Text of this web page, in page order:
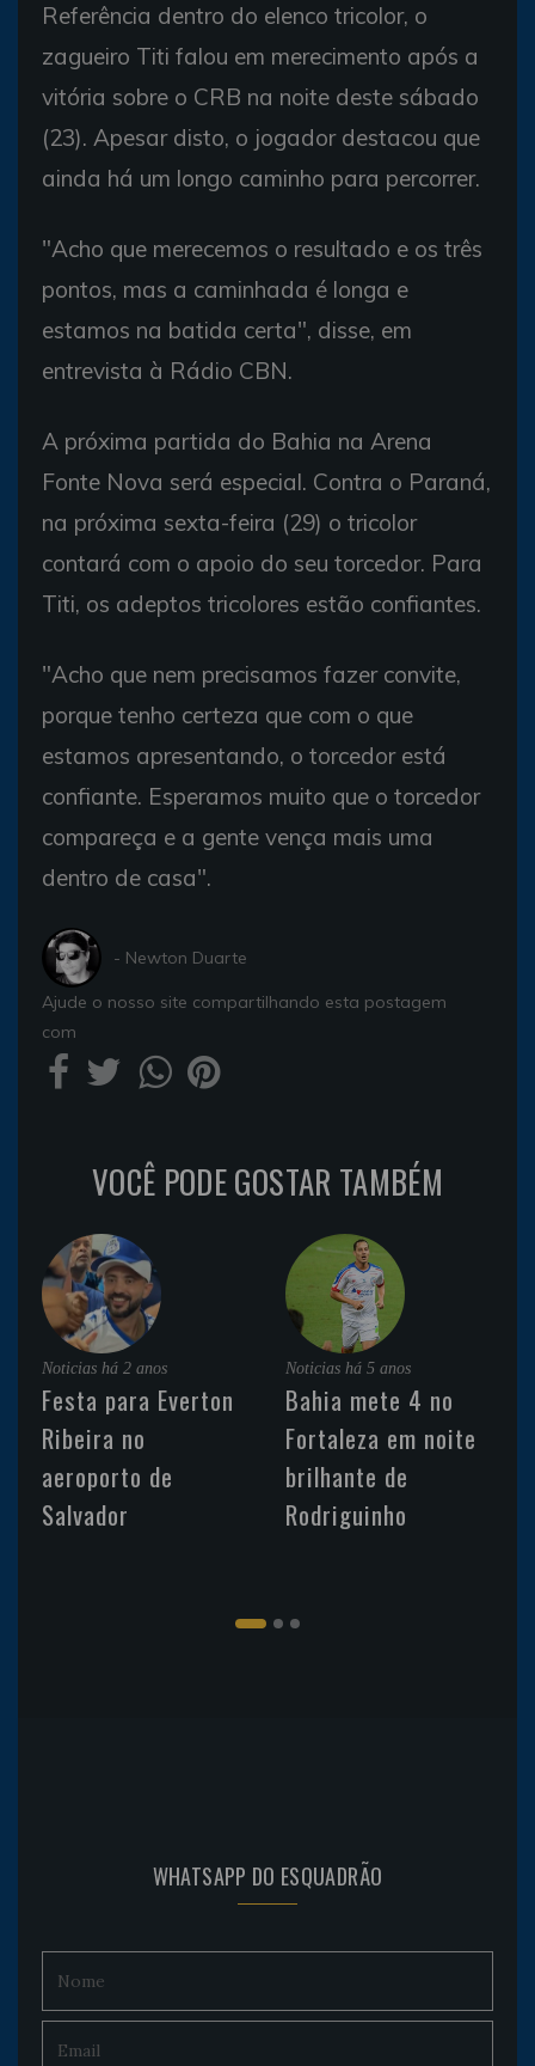
Referência dentro do elenco tricolor, o
zagueiro Titi falou em merecimento após a
vitória sobre o CRB na noite deste sábado
(23). Apesar disto, o jogador destacou que
ainda há um longo caminho para percorrer.
"Acho que merecemos o resultado e os três
pontos, mas a caminhada é longa e
estamos na batida certa", disse, em
entrevista à Rádio CBN.
A próxima partida do Bahia na Arena
Fonte Nova será especial. Contra o Paraná,
na próxima sexta-feira (29) o tricolor
contará com o apoio do seu torcedor. Para
Titi, os adeptos tricolores estão confiantes.
"Acho que nem precisamos fazer convite,
porque tenho certeza que com o que
estamos apresentando, o torcedor está
confiante. Esperamos muito que o torcedor
compareça e a gente vença mais uma
dentro de casa".
- Newton Duarte
Ajude o nosso site compartilhando esta postagem
com
VOCÊ PODE GOSTAR TAMBÉM
Noticias há 2 anos
Festa para Everton
Ribeira no
aeroporto de
Salvador
Noticias há 5 anos
Bahia mete 4 no
Fortaleza em noite
brilhante de
Rodriguinho
WHATSAPP DO ESQUADRÃO